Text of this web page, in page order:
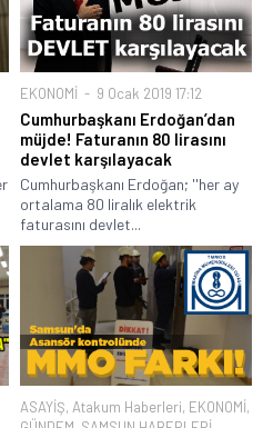
EKONOMİ 9 Ocak 2019 17:12
Cumhurbaşkanı Erdoğan’dan
müjde! Faturanın 80 lirasını
devlet karşılayacak
Cumhurbaşkanı Erdoğan; ''her ay
ortalama 80 liralık elektrik
faturasını devlet...
ASAYİŞ, Atakum Haberleri, EKONOMİ,